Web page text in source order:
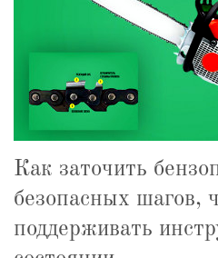
Как заточить
безопасных шагов,
поддерживать